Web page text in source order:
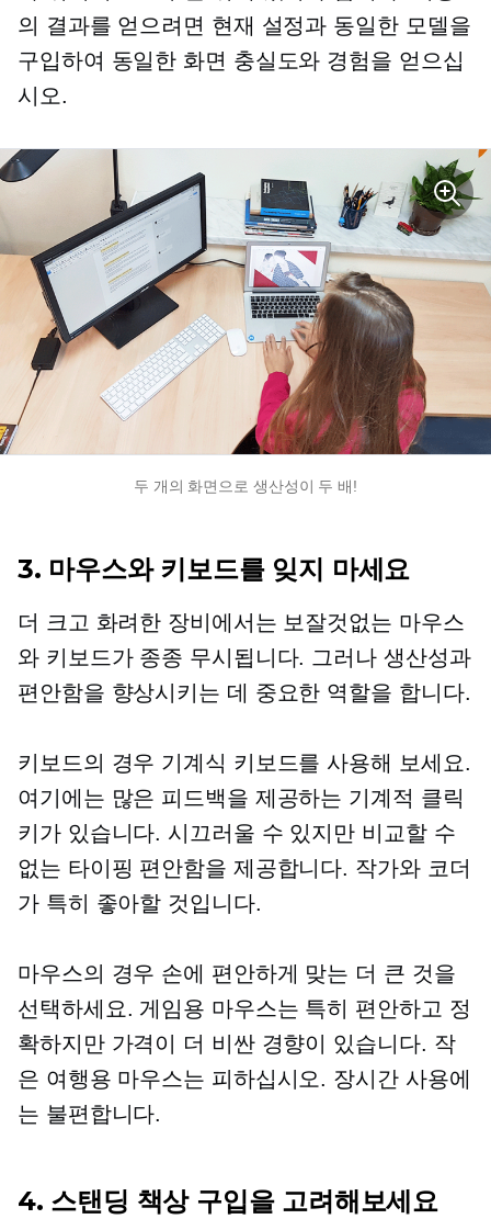
의 결과를 얻으려면 현재 설정과 동일한 모델을
구입하여 동일한 화면 충실도와 경험을 얻으십
시오.
두 개의 화면으로 생산성이 두 배!
3. 마우스와 키보드를 잊지 마세요
더 크고 화려한 장비에서는 보잘것없는 마우스
와 키보드가 종종 무시됩니다. 그러나 생산성과
편안함을 향상시키는 데 중요한 역할을 합니다.
키보드의 경우 기계식 키보드를 사용해 보세요.
여기에는 많은 피드백을 제공하는 기계적 클릭
키가 있습니다. 시끄러울 수 있지만 비교할 수
없는 타이핑 편안함을 제공합니다. 작가와 코더
가 특히 좋아할 것입니다.
마우스의 경우 손에 편안하게 맞는 더 큰 것을
선택하세요. 게임용 마우스는 특히 편안하고 정
확하지만 가격이 더 비싼 경향이 있습니다. 작
은 여행용 마우스는 피하십시오. 장시간 사용에
는 불편합니다.
4. 스탠딩 책상 구입을 고려해보세요